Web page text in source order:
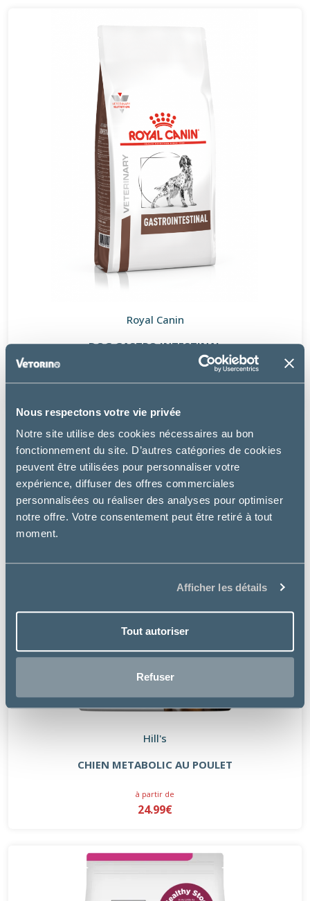
Nous respectons votre vie privée
Notre site utilise des cookies nécessaires au bon
fonctionnement du site. D’autres catégories de cookies
peuvent être utilisées pour personnaliser votre
expérience, diffuser des offres commerciales
personnalisées ou réaliser des analyses pour optimiser
notre offre. Votre consentement peut être retiré à tout
moment.
Afficher les détails
Tout autoriser
Refuser
Royal Canin
DOG GASTRO INTESTINAL
Hill's
CHIEN METABOLIC AU POULET
à partir de
24.99€